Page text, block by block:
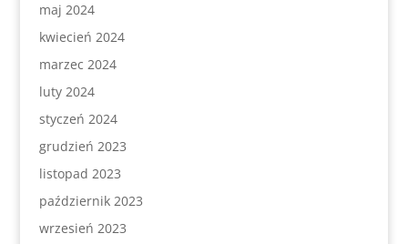
maj 2024
kwiecień 2024
marzec 2024
luty 2024
styczeń 2024
grudzień 2023
listopad 2023
październik 2023
wrzesień 2023